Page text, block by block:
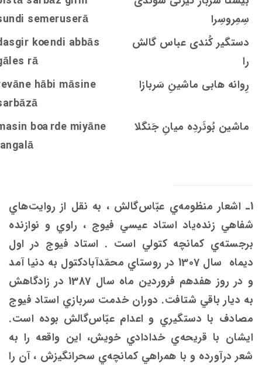
سِمِروسِرا
undi semeruserā
دستگیر کُندی عباس گالش
را
koendi abbās
s rā
رِوانه هابی ماشینِ سَربازا
hābi māsine
ماشین بُوئَردِه ميانِ جَنگلا
sin boarde miyāne
1ـ اشعار منظومه‌ي عبّاس‌گالش ،‌ به نقل از روايت‌هاي
شفاهي زنده‌ياد استاد عيسي فيوج ، راوي و نوازنده
برجسته‌ي كمانچه كتولي است . استاد فيوج در اول
ديماه سال 1307 در روستاي محمّدآبادكتول به دنيا آمد
و در روز هفدهم فروردين ماه سال 1387 در زادگاهش
به ديار باقي شتافت. دوران خدمت سربازي استاد فيوج
مصادف با دستگيري و اعدام عبّاس‌گالش بوده است.
ايشان با قريحه‌ي خدادادي خويش، اين واقعه را به
شعر درآورده و با همراهي كمانچه‌ي سحرانگيزش ، آن را